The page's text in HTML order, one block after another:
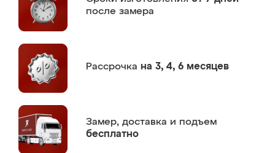
после замера
Рассрочка на 3, 4, 6 месяцев
Замер, доставка и подъем
бесплатно